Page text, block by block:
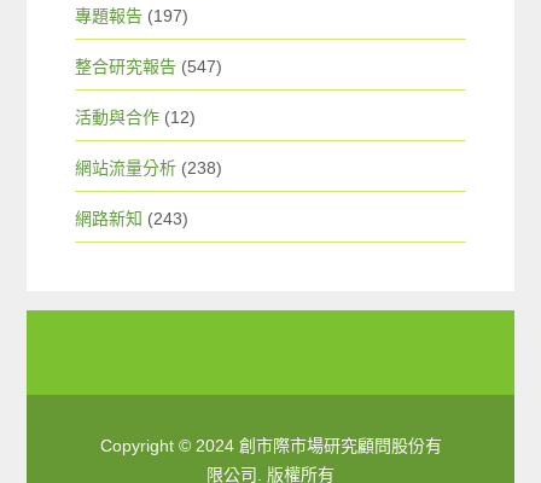
專題報告 (197)
整合研究報告 (547)
活動與合作 (12)
網站流量分析 (238)
網路新知 (243)
Copyright © 2024 創市際市場研究顧問股份有
限公司. 版權所有